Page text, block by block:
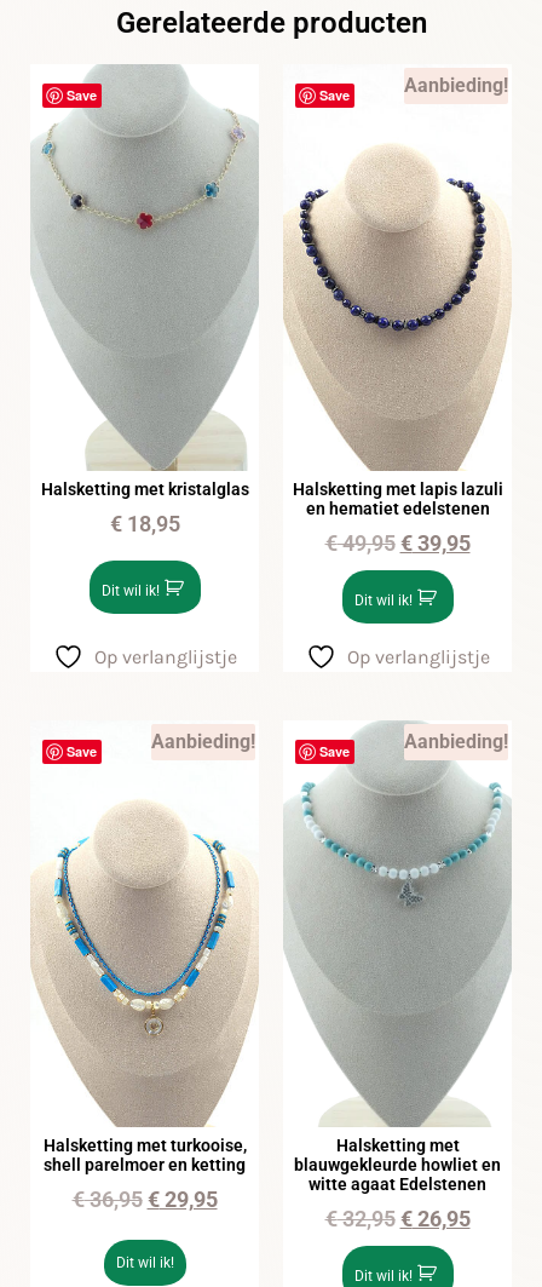
Gerelateerde producten
Save
Halsketting met kristalglas
€18,95
Dit wil ik!
Op verlanglijstje
Save Aanbieding!
Halsketting met lapis lazuli
en hematiet edelstenen
€49,95 €39,95
Dit wil ik!
Op verlanglijstje
Save Aanbieding!
Halsketting met turkooise,
shell parelmoer en ketting
€36,95 €29,95
Dit wil ik!
Save Aanbieding!
Halsketting met
blauwgekleurde howliet en
witte agaat Edelstenen
€32,95 €26,95
Dit wil ik!